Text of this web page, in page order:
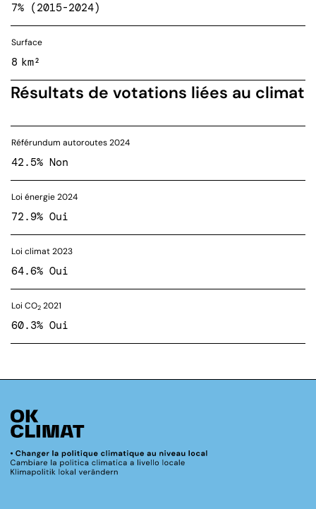
7% (2015-2024)
Surface
8 km²
Résultats de votations liées au climat
Référundum autoroutes 2024
42.5% Non
Loi énergie 2024
72.9% Oui
Loi climat 2023
64.6% Oui
Loi CO2 2021
60.3% Oui